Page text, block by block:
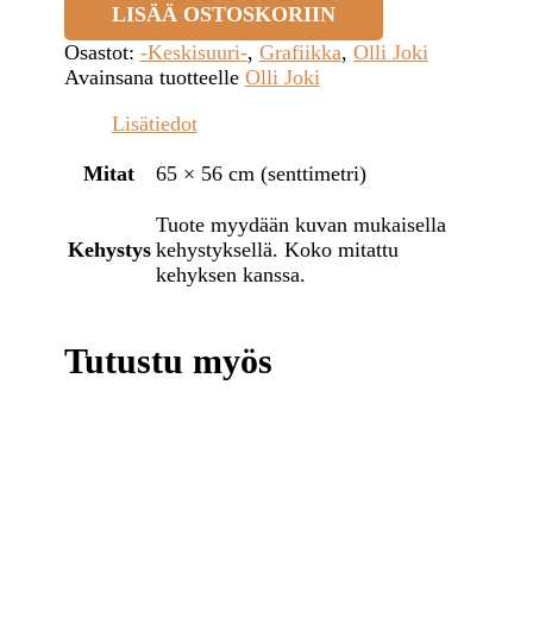
LISÄÄ OSTOSKORIIN
Osastot: -Keskisuuri-, Grafiikka, Olli Joki
Avainsana tuotteelle Olli Joki
Lisätiedot
Mitat 65 × 56 cm (senttimetri)
Kehystys
Tuote myydään kuvan mukaisella
kehystyksellä. Koko mitattu
kehyksen kanssa.
Tutustu myös